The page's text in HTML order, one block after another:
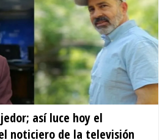
así luce hoy el
noticiero de la televisión